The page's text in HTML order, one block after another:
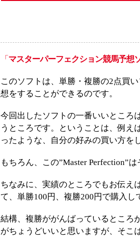
「 マスターパーフェクション競馬予想
このソフトは、単勝・複勝の2点買
想をすることができるのです。
今回出したソフトの一番いいところ
うところです。ということは、例え
ったような、自分の好みの買い方を
もちろん、この”Master Perfection”
ちなみに、実績のところでもお伝え
て、単勝100円、複勝200円で購入し
結構、複勝ががんばっているところ
がちょうどいいと思いますが、そこ